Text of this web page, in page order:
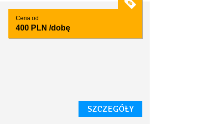
Cena od
400 PLN /dobę
SZCZEGÓŁY